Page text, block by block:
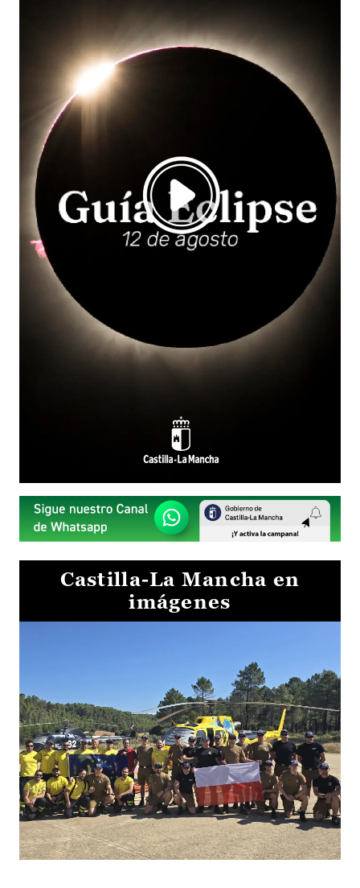
Castilla-La Mancha en
imágenes